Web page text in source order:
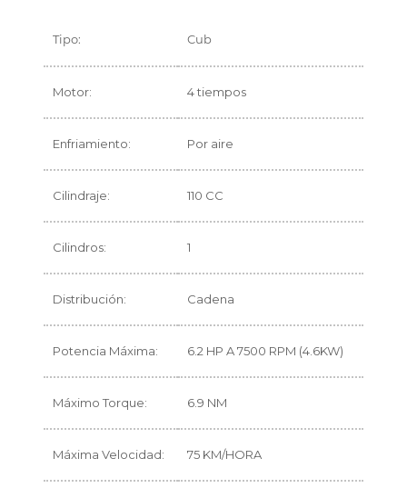
Tipo: Cub
Motor: 4 tiempos
Enfriamiento: Por aire
Cilindraje: 110 CC
Cilindros: 1
Distribución: Cadena
Potencia Máxima: 6.2 HP A 7500 RPM (4.6KW)
Máximo Torque: 6.9 NM
Máxima Velocidad: 75 KM/HORA